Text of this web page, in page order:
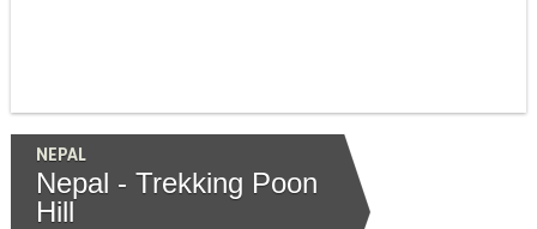
NEPAL
Nepal - Trekking Poon
Hill